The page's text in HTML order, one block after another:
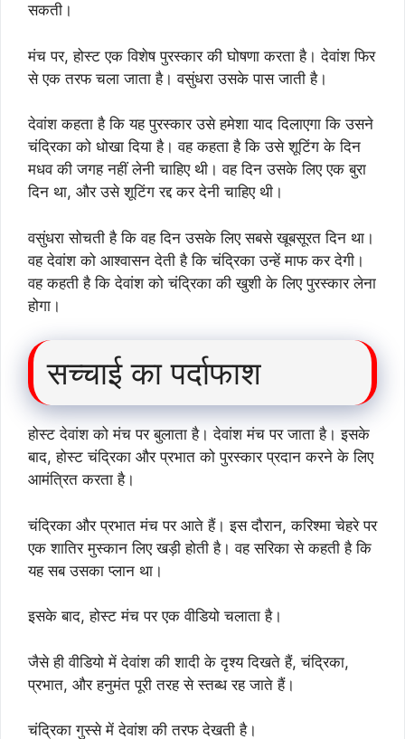
सकती।
मंच पर, होस्ट एक विशेष पुरस्कार की घोषणा करता है। देवांश फिर
से एक तरफ चला जाता है। वसुंधरा उसके पास जाती है।
देवांश कहता है कि यह पुरस्कार उसे हमेशा याद दिलाएगा कि उसने
चंद्रिका को धोखा दिया है। वह कहता है कि उसे शूटिंग के दिन
मधव की जगह नहीं लेनी चाहिए थी। वह दिन उसके लिए एक बुरा
दिन था, और उसे शूटिंग रद्द कर देनी चाहिए थी।
वसुंधरा सोचती है कि वह दिन उसके लिए सबसे खूबसूरत दिन था।
वह देवांश को आश्वासन देती है कि चंद्रिका उन्हें माफ कर देगी।
वह कहती है कि देवांश को चंद्रिका की खुशी के लिए पुरस्कार लेना
होगा।
सच्चाई का पर्दाफाश
होस्ट देवांश को मंच पर बुलाता है। देवांश मंच पर जाता है। इसके
बाद, होस्ट चंद्रिका और प्रभात को पुरस्कार प्रदान करने के लिए
आमंत्रित करता है।
चंद्रिका और प्रभात मंच पर आते हैं। इस दौरान, करिश्मा चेहरे पर
एक शातिर मुस्कान लिए खड़ी होती है। वह सरिका से कहती है कि
यह सब उसका प्लान था।
इसके बाद, होस्ट मंच पर एक वीडियो चलाता है।
जैसे ही वीडियो में देवांश की शादी के दृश्य दिखते हैं, चंद्रिका,
प्रभात, और हनुमंत पूरी तरह से स्तब्ध रह जाते हैं।
चंद्रिका गुस्से में देवांश की तरफ देखती है।